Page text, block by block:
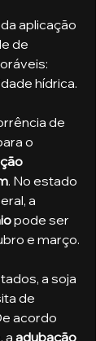
da aplicação
de
hídrica.
de
o
. No estado
a
pode ser
e março.
de
acordo
a adubação